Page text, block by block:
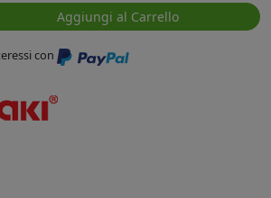
Aggiungi al Carrello
con